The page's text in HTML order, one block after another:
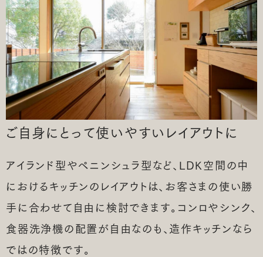
ご自身にとって使いやすいレイアウトに
アイランド型やペニンシュラ型など、LDK空間の中
におけるキッチンのレイアウトは、お客さまの使い勝
手に合わせて自由に検討できます。コンロやシンク、
食器洗浄機の配置が自由なのも、造作キッチンなら
ではの特徴です。